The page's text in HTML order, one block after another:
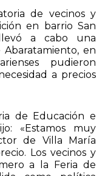
de vecinos y
en barrio San
a cabo una
en
pudieron
a precios
de Educación e
«Estamos muy
de Villa María
Los vecinos y
a la Feria de